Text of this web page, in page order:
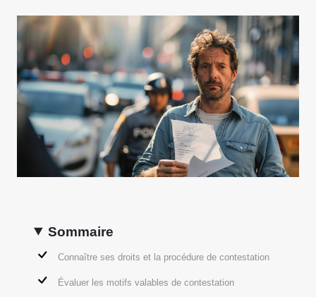
Sommaire
Connaître ses droits et la procédure de contestation
Évaluer les motifs valables de contestation